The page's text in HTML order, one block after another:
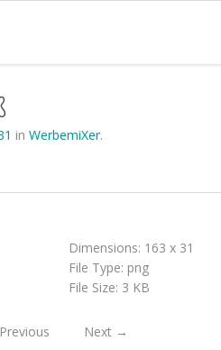
in WerbemiXer.
Dimensions: 163 x 31
File Type: png
File Size: 3 KB
Previous Next →